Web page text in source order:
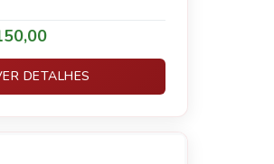
DETALHES